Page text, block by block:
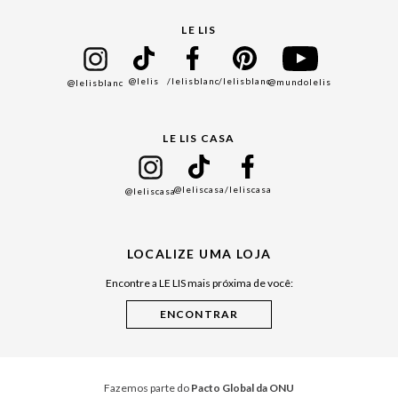
Black Friday
Cuidados Casa
LE LIS
@lelisblanc @lelis /lelisblanc/lelisblanc@mundolelis
LE LIS CASA
@leliscasa@leliscasa/leliscasa
LOCALIZE UMA LOJA
Encontre a LE LIS mais próxima de você:
Fazemos parte do Pacto Global da ONU